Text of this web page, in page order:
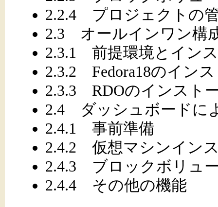
2.2.4 プロジェクトの
2.3 オールインワン構
2.3.1 前提環境とイン
2.3.2 Fedora18のイン
2.3.3 RDOのインスト
2.4 ダッシュボードに
2.4.1 事前準備
2.4.2 仮想マシンイン
2.4.3 ブロックボリュ
2.4.4 その他の機能